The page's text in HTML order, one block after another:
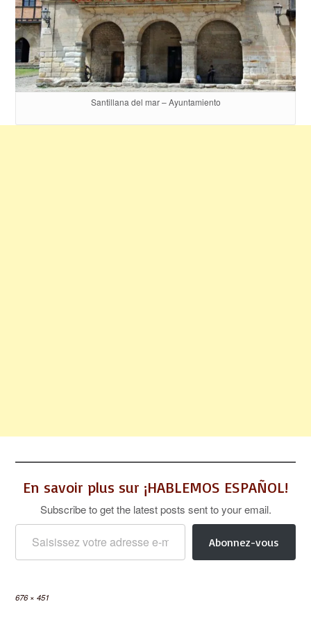
Santillana del mar – Ayuntamiento
En savoir plus sur ¡HABLEMOS ESPAÑOL!
Subscribe to get the latest posts sent to your email.
Saisissez votre adresse e-mail…
Abonnez-vous
Full
676 × 451